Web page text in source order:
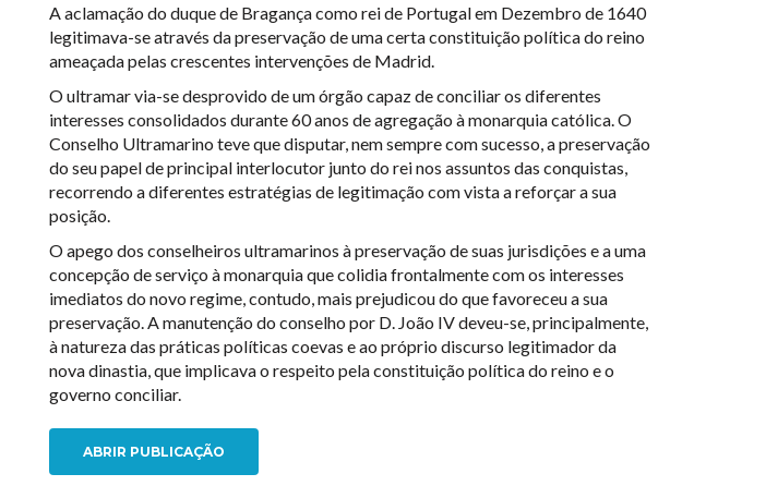
A aclamação do duque de Bragança como rei de Portugal em Dezembro de 1640
legitimava-se através da preservação de uma certa constituição política do reino
ameaçada pelas crescentes intervenções de Madrid.
O ultramar via-se desprovido de um órgão capaz de conciliar os diferentes
interesses consolidados durante 60 anos de agregação à monarquia católica. O
Conselho Ultramarino teve que disputar, nem sempre com sucesso, a preservação
do seu papel de principal interlocutor junto do rei nos assuntos das conquistas,
recorrendo a diferentes estratégias de legitimação com vista a reforçar a sua
posição.
O apego dos conselheiros ultramarinos à preservação de suas jurisdições e a uma
concepção de serviço à monarquia que colidia frontalmente com os interesses
imediatos do novo regime, contudo, mais prejudicou do que favoreceu a sua
preservação. A manutenção do conselho por D. João IV deveu-se, principalmente,
à natureza das práticas políticas coevas e ao próprio discurso legitimador da
nova dinastia, que implicava o respeito pela constituição política do reino e o
governo conciliar.
ABRIR PUBLICAÇÃO